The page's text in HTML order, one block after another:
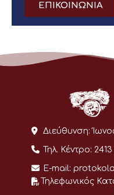
ΕΠΙΚΟΙΝΩΝΙΑ
Διεύθυνση:
Τηλ. Κέντρο:
E-mail:
Τηλεφωνικός